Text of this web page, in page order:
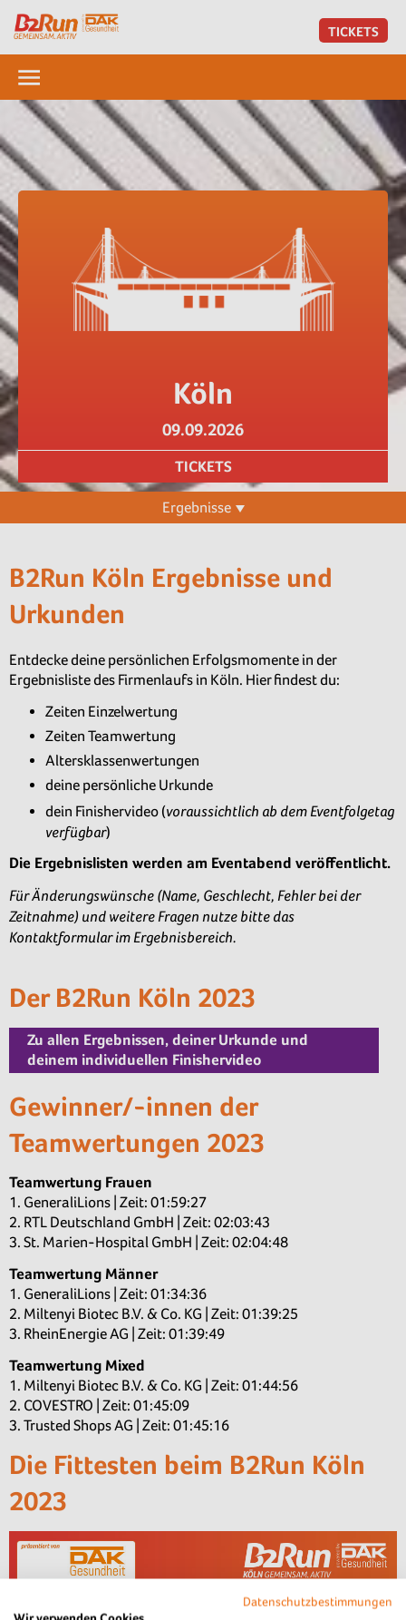
TICKETS
Köln
09.09.2026
TICKETS
Ergebnisse
B2Run Köln Ergebnisse und
Urkunden
Entdecke deine persönlichen Erfolgsmomente in der
Ergebnisliste des Firmenlaufs in Köln. Hier findest du:
Zeiten Einzelwertung
Zeiten Teamwertung
Altersklassenwertungen
deine persönliche Urkunde
dein Finishervideo (voraussichtlich ab dem Eventfolgetag
verfügbar)
Die Ergebnislisten werden am Eventabend veröffentlicht.
Für Änderungswünsche (Name, Geschlecht, Fehler bei der
Zeitnahme) und weitere Fragen nutze bitte das
Kontaktformular im Ergebnisbereich.
Der B2Run Köln 2023
Zu allen Ergebnissen, deiner Urkunde und
deinem individuellen Finishervideo
Gewinner/-innen der
Teamwertungen 2023
Teamwertung Frauen
1. GeneraliLions | Zeit: 01:59:27
2. RTL Deutschland GmbH | Zeit: 02:03:43
3. St. Marien-Hospital GmbH | Zeit: 02:04:48
Teamwertung Männer
1. GeneraliLions | Zeit: 01:34:36
2. Miltenyi Biotec B.V. & Co. KG | Zeit: 01:39:25
3. RheinEnergie AG | Zeit: 01:39:49
Teamwertung Mixed
1. Miltenyi Biotec B.V. & Co. KG | Zeit: 01:44:56
2. COVESTRO | Zeit: 01:45:09
3. Trusted Shops AG | Zeit: 01:45:16
Die Fittesten beim B2Run Köln
2023
Datenschutzbestimmungen